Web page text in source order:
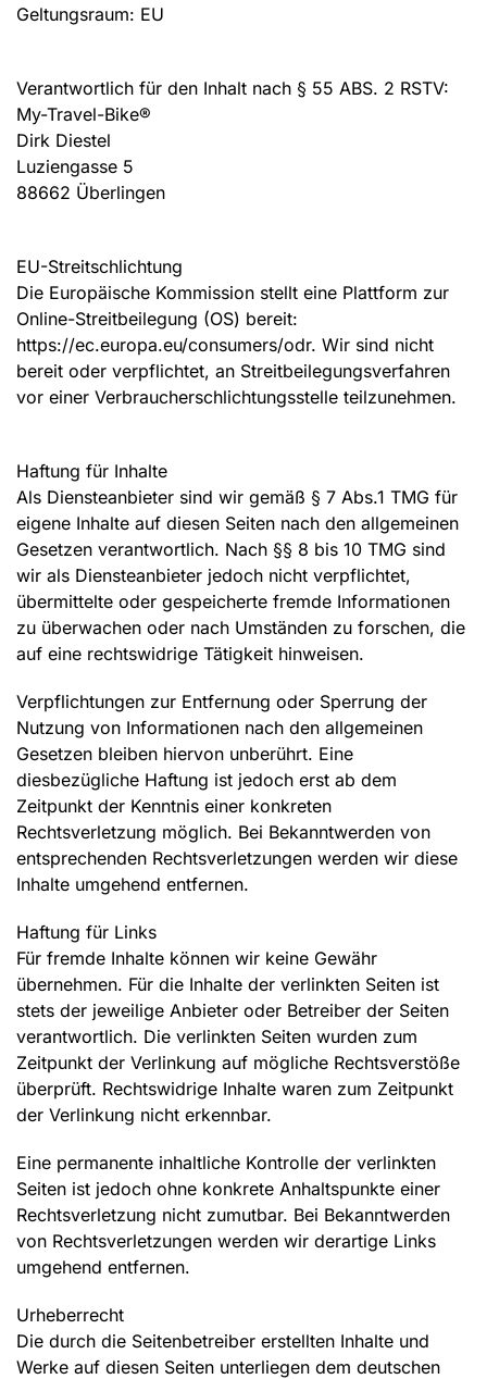
Geltungsraum: EU
Verantwortlich für den Inhalt nach § 55 ABS. 2 RSTV:
My-Travel-Bike®
Dirk Diestel
Luziengasse 5
88662 Überlingen
EU-Streitschlichtung
Die Europäische Kommission stellt eine Plattform zur
Online-Streitbeilegung (OS) bereit:
https://ec.europa.eu/consumers/odr. Wir sind nicht
bereit oder verpflichtet, an Streitbeilegungsverfahren
vor einer Verbraucherschlichtungsstelle teilzunehmen.
Haftung für Inhalte
Als Diensteanbieter sind wir gemäß § 7 Abs.1 TMG für
eigene Inhalte auf diesen Seiten nach den allgemeinen
Gesetzen verantwortlich. Nach §§ 8 bis 10 TMG sind
wir als Diensteanbieter jedoch nicht verpflichtet,
übermittelte oder gespeicherte fremde Informationen
zu überwachen oder nach Umständen zu forschen, die
auf eine rechtswidrige Tätigkeit hinweisen.
Verpflichtungen zur Entfernung oder Sperrung der
Nutzung von Informationen nach den allgemeinen
Gesetzen bleiben hiervon unberührt. Eine
diesbezügliche Haftung ist jedoch erst ab dem
Zeitpunkt der Kenntnis einer konkreten
Rechtsverletzung möglich. Bei Bekanntwerden von
entsprechenden Rechtsverletzungen werden wir diese
Inhalte umgehend entfernen.
Haftung für Links
Für fremde Inhalte können wir keine Gewähr
übernehmen. Für die Inhalte der verlinkten Seiten ist
stets der jeweilige Anbieter oder Betreiber der Seiten
verantwortlich. Die verlinkten Seiten wurden zum
Zeitpunkt der Verlinkung auf mögliche Rechtsverstöße
überprüft. Rechtswidrige Inhalte waren zum Zeitpunkt
der Verlinkung nicht erkennbar.
Eine permanente inhaltliche Kontrolle der verlinkten
Seiten ist jedoch ohne konkrete Anhaltspunkte einer
Rechtsverletzung nicht zumutbar. Bei Bekanntwerden
von Rechtsverletzungen werden wir derartige Links
umgehend entfernen.
Urheberrecht
Die durch die Seitenbetreiber erstellten Inhalte und
Werke auf diesen Seiten unterliegen dem deutschen